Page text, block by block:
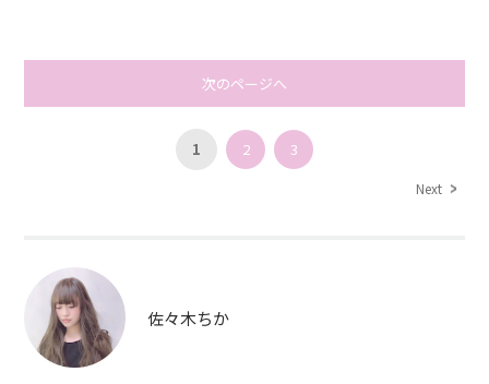
次のページへ
1 2 3
Next
佐々木ちか